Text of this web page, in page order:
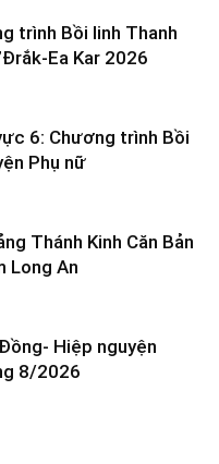
trình Bồi linh Thanh
Ea Kar 2026
6: Chương trình Bồi
Phụ nữ
Thánh Kinh Căn Bản
Long An
Hiệp nguyện
8/2026